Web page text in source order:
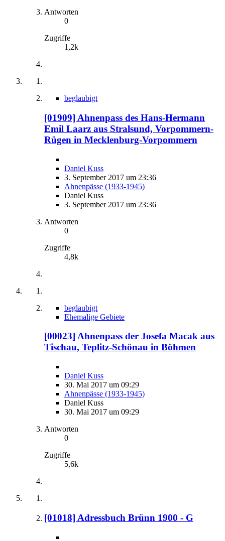
Antworten
0
Zugriffe
1,2k
beglaubigt
[01909] Ahnenpass des Hans-Hermann
Emil Laarz aus Stralsund, Vorpommern-
Rügen in Mecklenburg-Vorpommern
Daniel Kuss
3. September 2017 um 23:36
Ahnenpässe (1933-1945)
Daniel Kuss
3. September 2017 um 23:36
Antworten
0
Zugriffe
4,8k
beglaubigt
Ehemalige Gebiete
[00023] Ahnenpass der Josefa Macak aus
Tischau, Teplitz-Schönau in Böhmen
Daniel Kuss
30. Mai 2017 um 09:29
Ahnenpässe (1933-1945)
Daniel Kuss
30. Mai 2017 um 09:29
Antworten
0
Zugriffe
5,6k
[01018] Adressbuch Brünn 1900 - G